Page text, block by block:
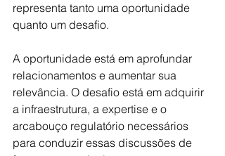
representa tanto uma oportunidade
quanto um desafio.
A oportunidade está em aprofundar
relacionamentos e aumentar sua
relevância. O desafio está em adquirir
a infraestrutura, a expertise e o
arcabouço regulatório necessários
para conduzir essas discussões de